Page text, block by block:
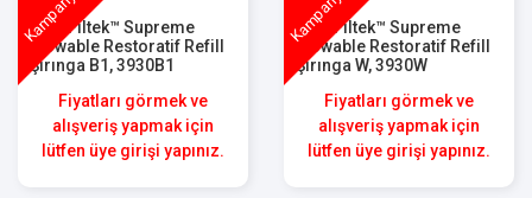
3M™ Filtek™ Supreme
Flowable Restoratif Refill
Şırınga B1, 3930B1
Fiyatları görmek ve
alışveriş yapmak için
lütfen üye girişi yapınız.
3M™ Filtek™ Supreme
Flowable Restoratif Refill
Şırınga W, 3930W
Fiyatları görmek ve
alışveriş yapmak için
lütfen üye girişi yapınız.